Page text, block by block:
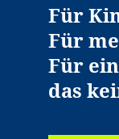
Für
Für
Für
das